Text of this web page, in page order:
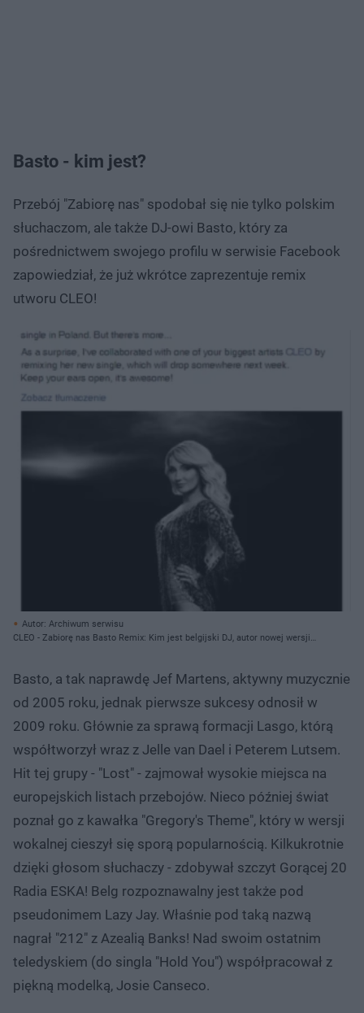
Basto - kim jest?
Przebój "Zabiorę nas" spodobał się nie tylko polskim
słuchaczom, ale także DJ-owi Basto, który za
pośrednictwem swojego profilu w serwisie Facebook
zapowiedział, że już wkrótce zaprezentuje remix
utworu CLEO!
Autor: Archiwum serwisu
CLEO - Zabiorę nas Basto Remix: Kim jest belgijski DJ, autor nowej wersji
Basto, a tak naprawdę Jef Martens, aktywny muzycznie
od 2005 roku, jednak pierwsze sukcesy odnosił w
2009 roku. Głównie za sprawą formacji Lasgo, którą
współtworzył wraz z Jelle van Dael i Peterem Lutsem.
Hit tej grupy - "Lost" - zajmował wysokie miejsca na
europejskich listach przebojów. Nieco później świat
poznał go z kawałka "Gregory's Theme", który w wersji
wokalnej cieszył się sporą popularnością. Kilkukrotnie
dzięki głosom słuchaczy - zdobywał szczyt Gorącej 20
Radia ESKA! Belg rozpoznawalny jest także pod
pseudonimem Lazy Jay. Właśnie pod taką nazwą
nagrał "212" z Azealią Banks! Nad swoim ostatnim
teledyskiem (do singla "Hold You") współpracował z
piękną modelką, Josie Canseco.